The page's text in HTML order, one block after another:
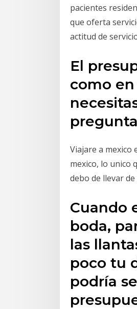
pacientes
que oferta
actitud de
El
como
Viajare a mexico
mexico, lo unico
debo de llevar
Cuando
boda,
las
poco tu
podría